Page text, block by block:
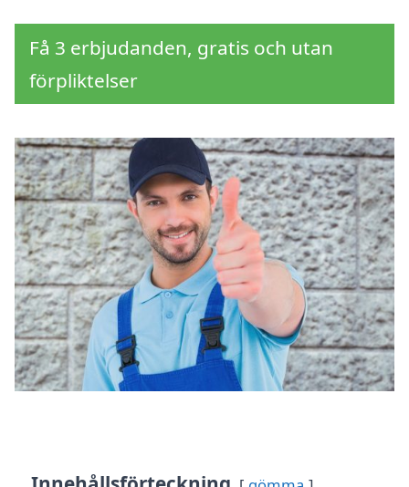
Få 3 erbjudanden, gratis och utan
förpliktelser